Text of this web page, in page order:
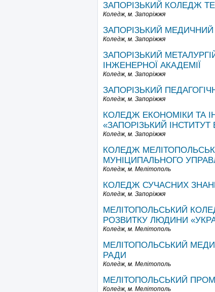
ЗАПОРІЗЬКИЙ КОЛЕДЖ
Коледж, м. Запоріжжя
ЗАПОРІЗЬКИЙ
Коледж, м. Запоріжжя
ЗАПОРІЗЬКИЙ
ІНЖЕНЕРНОЇ АКАДЕМІЇ
Коледж, м. Запоріжжя
ЗАПОРІЗЬКИЙ
Коледж, м. Запоріжжя
КОЛЕДЖ ЕКОНОМІКИ ТА
«ЗАПОРІЗЬКИЙ
Коледж, м. Запоріжжя
КОЛЕДЖ
МУНІЦИПАЛЬНОГО
Коледж, м. Мелітополь
КОЛЕДЖ СУЧАСНИХ
Коледж, м. Запоріжжя
МЕЛІТОПОЛЬСЬКИЙ
РОЗВИТКУ ЛЮДИНИ
Коледж, м. Мелітополь
МЕЛІТОПОЛЬСЬКИЙ
РАДИ
Коледж, м. Мелітополь
МЕЛІТОПОЛЬСЬКИЙ
Коледж, м. Мелітополь